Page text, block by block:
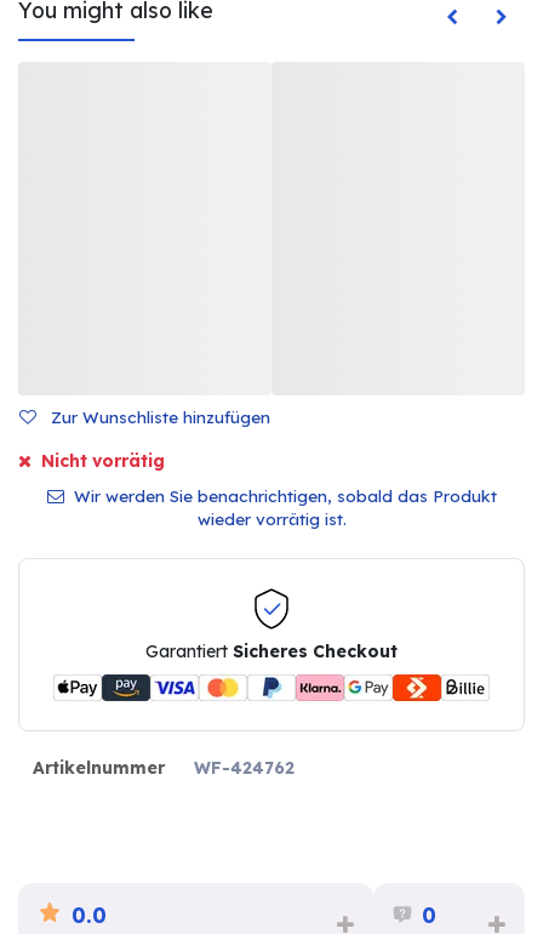
You might also like
Zur Wunschliste hinzufügen
Nicht vorrätig
Wir werden Sie benachrichtigen, sobald das Produkt
wieder vorrätig ist.
Garantiert Sicheres Checkout
Artikelnummer WF-424762
0.0 0